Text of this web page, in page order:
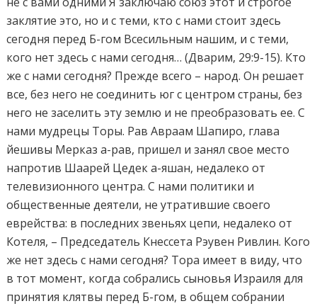
заклятие это, но и с теми, кто с нами стоит здесь
сегодня перед Б-гом Всесильным нашим, и с теми,
кого нет здесь с нами сегодня… (Дварим, 29:9-15). Кто
же с нами сегодня? Прежде всего – народ. Он решает
все, без него не соединить юг с центром страны, без
него не заселить эту землю и не преобразовать ее. С
нами мудрецы Торы. Рав Авраам Шапиро, глава
йешивы Мерказ а-рав, пришел и занял свое место
напротив Шаарей Цедек а-яшан, недалеко от
телевизионного центра. С нами политики и
общественные деятели, не утратившие своего
еврейства: в последних звеньях цепи, недалеко от
Котеля, – Председатель Кнессета Рэувен Ривлин. Кого
же нет здесь с нами сегодня? Тора имеет в виду, что
в тот момент, когда собрались сыновья Израиля для
принятия клятвы перед Б-гом, в общем собрании